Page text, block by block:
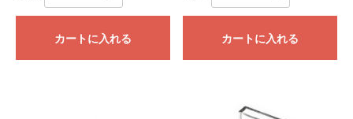
カートに入れる カートに入れる